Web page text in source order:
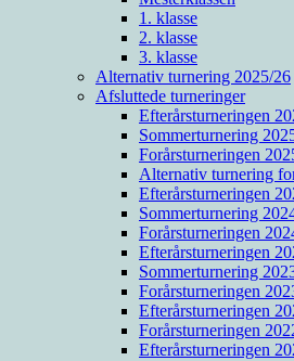
1. klasse
2. klasse
3. klasse
Alternativ turnering 2025/26
Afsluttede turneringer
Efterårsturneringen
Sommerturnering
Forårsturneringen
Alternativ turnering
Efterårsturneringen
Sommerturnering
Forårsturneringen
Efterårsturneringen
Sommerturnering
Forårsturneringen
Efterårsturneringen
Forårsturneringen
Efterårsturneringen